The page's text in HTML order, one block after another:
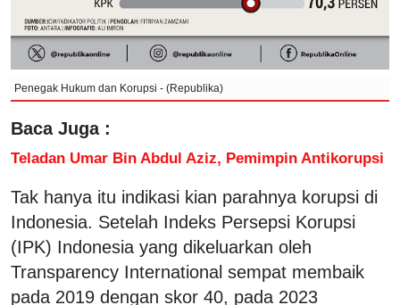
Penegak Hukum dan Korupsi - (Republika)
Baca Juga :
Teladan Umar Bin Abdul Aziz, Pemimpin Antikorupsi
Tak hanya itu indikasi kian parahnya korupsi di
Indonesia. Setelah Indeks Persepsi Korupsi
(IPK) Indonesia yang dikeluarkan oleh
Transparency International sempat membaik
pada 2019 dengan skor 40, pada 2023